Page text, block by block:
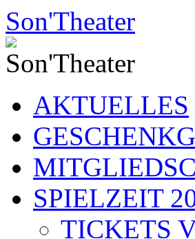
Zum
Inhalt
springen
Son'Theater
AKTUELLES
SPIELZEIT
TICKETS